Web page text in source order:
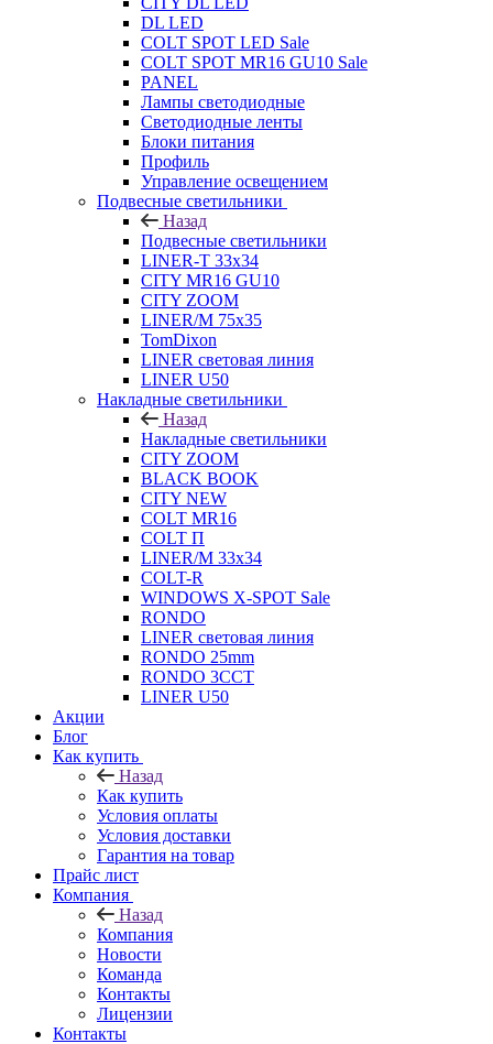
DL LED
COLT SPOT LED Sale
COLT SPOT MR16 GU10 Sale
PANEL
Лампы светодиодные
Светодиодные ленты
Блоки питания
Профиль
Управление освещением
Подвесные светильники
Назад
Подвесные светильники
LINER-T 33x34
CITY MR16 GU10
CITY ZOOM
LINER/M 75х35
TomDixon
LINER световая линия
LINER U50
Накладные светильники
Назад
Накладные светильники
CITY ZOOM
BLACK BOOK
CITY NEW
COLT MR16
COLT П
LINER/М 33х34
COLT-R
WINDOWS X-SPOT Sale
RONDO
LINER световая линия
RONDO 25mm
RONDO 3CCT
LINER U50
Акции
Блог
Как купить
Назад
Как купить
Условия оплаты
Условия доставки
Гарантия на товар
Прайс лист
Компания
Назад
Компания
Новости
Команда
Контакты
Лицензии
Контакты